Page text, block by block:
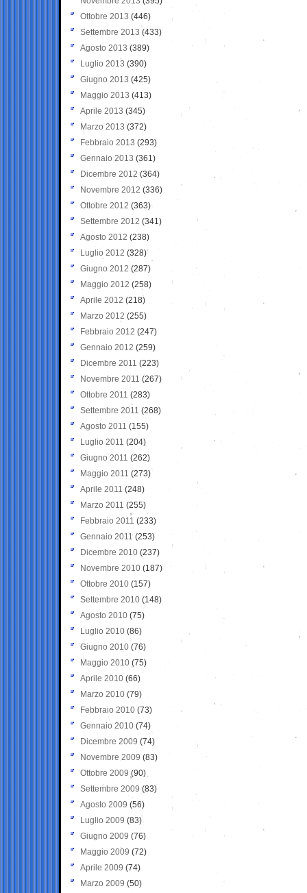
Ottobre 2013 (446)
Settembre 2013 (433)
Agosto 2013 (389)
Luglio 2013 (390)
Giugno 2013 (425)
Maggio 2013 (413)
Aprile 2013 (345)
Marzo 2013 (372)
Febbraio 2013 (293)
Gennaio 2013 (361)
Dicembre 2012 (364)
Novembre 2012 (336)
Ottobre 2012 (363)
Settembre 2012 (341)
Agosto 2012 (238)
Luglio 2012 (328)
Giugno 2012 (287)
Maggio 2012 (258)
Aprile 2012 (218)
Marzo 2012 (255)
Febbraio 2012 (247)
Gennaio 2012 (259)
Dicembre 2011 (223)
Novembre 2011 (267)
Ottobre 2011 (283)
Settembre 2011 (268)
Agosto 2011 (155)
Luglio 2011 (204)
Giugno 2011 (262)
Maggio 2011 (273)
Aprile 2011 (248)
Marzo 2011 (255)
Febbraio 2011 (233)
Gennaio 2011 (253)
Dicembre 2010 (237)
Novembre 2010 (187)
Ottobre 2010 (157)
Settembre 2010 (148)
Agosto 2010 (75)
Luglio 2010 (86)
Giugno 2010 (76)
Maggio 2010 (75)
Aprile 2010 (66)
Marzo 2010 (79)
Febbraio 2010 (73)
Gennaio 2010 (74)
Dicembre 2009 (74)
Novembre 2009 (83)
Ottobre 2009 (90)
Settembre 2009 (83)
Agosto 2009 (56)
Luglio 2009 (83)
Giugno 2009 (76)
Maggio 2009 (72)
Aprile 2009 (74)
Marzo 2009 (50)